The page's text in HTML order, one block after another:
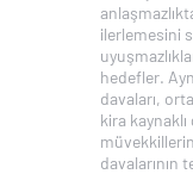
ilerlemesini
hedefler.
davaları,
kira
davalarının